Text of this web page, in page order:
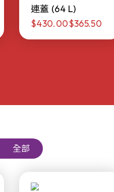
連蓋 (64 L)
$430.00$365.50
全部